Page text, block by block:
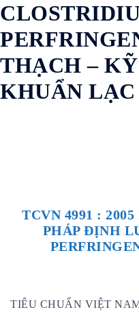
THẠCH –
KHUẨN LẠC
TCVN 4991 :
PHÁP ĐỊNH
TIÊU CHUẨN VIỆT